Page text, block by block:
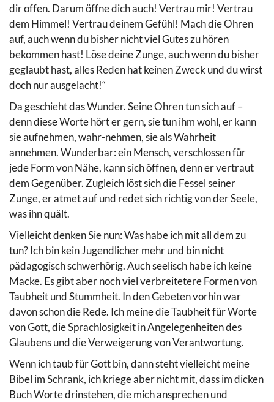
dir offen. Darum öffne dich auch! Vertrau mir! Vertrau
dem Himmel! Vertrau deinem Gefühl! Mach die Ohren
auf, auch wenn du bisher nicht viel Gutes zu hören
bekommen hast! Löse deine Zunge, auch wenn du bisher
geglaubt hast, alles Reden hat keinen Zweck und du wirst
doch nur ausgelacht!“
Da geschieht das Wunder. Seine Ohren tun sich auf –
denn diese Worte hört er gern, sie tun ihm wohl, er kann
sie aufnehmen, wahr-nehmen, sie als Wahrheit
annehmen. Wunderbar: ein Mensch, verschlossen für
jede Form von Nähe, kann sich öffnen, denn er vertraut
dem Gegenüber. Zugleich löst sich die Fessel seiner
Zunge, er atmet auf und redet sich richtig von der Seele,
was ihn quält.
Vielleicht denken Sie nun: Was habe ich mit all dem zu
tun? Ich bin kein Jugendlicher mehr und bin nicht
pädagogisch schwerhörig. Auch seelisch habe ich keine
Macke. Es gibt aber noch viel verbreitetere Formen von
Taubheit und Stummheit. In den Gebeten vorhin war
davon schon die Rede. Ich meine die Taubheit für Worte
von Gott, die Sprachlosigkeit in Angelegenheiten des
Glaubens und die Verweigerung von Verantwortung.
Wenn ich taub für Gott bin, dann steht vielleicht meine
Bibel im Schrank, ich kriege aber nicht mit, dass im dicken
Buch Worte drinstehen, die mich ansprechen und